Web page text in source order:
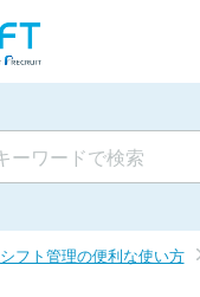
シフト管理の便利な使い方